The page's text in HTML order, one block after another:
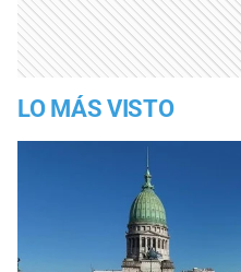
LO MÁS VISTO